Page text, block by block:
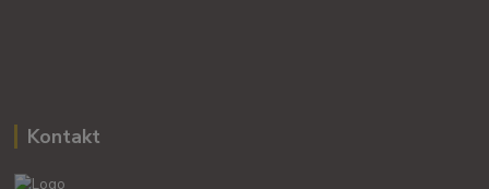
Kontakt